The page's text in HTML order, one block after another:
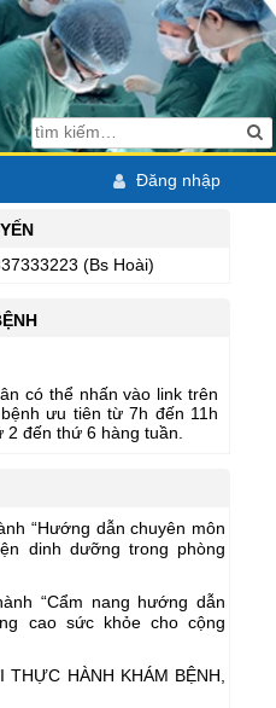
Các phòng ban huyện
CK1 ĐH Y Huế
Đăng nhập
(Bs Hoài)
có thể nhấn vào link trên
ưu tiên từ 7h đến 11h
đến thứ 6 hàng tuần.
“Hướng dẫn chuyên môn
dinh dưỡng trong phòng
“Cẩm nang hướng dẫn
cao sức khỏe cho cộng
THỰC HÀNH KHÁM BỆNH,